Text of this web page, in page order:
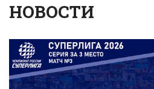
НОВОСТИ